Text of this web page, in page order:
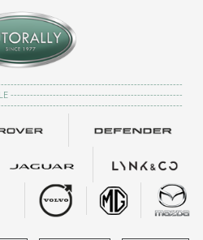
-----------------------------------------------------